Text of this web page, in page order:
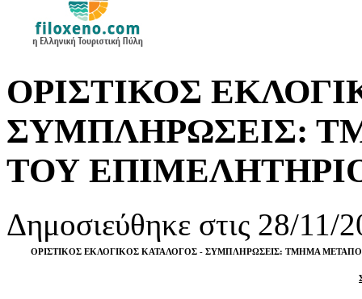
ΟΡΙΣΤΙΚΟΣ
ΣΥΜΠΛΗΡΩΣΕΙΣ:
ΤΟΥ
Δημοσιεύθηκε στις 28/11/
ΟΡΙΣΤΙΚΟΣ ΕΚΛΟΓΙΚΟΣ ΚΑΤΑΛΟΓΟΣ - ΣΥΜΠΛΗΡΩΣΕΙΣ: ΤΜΗΜΑ